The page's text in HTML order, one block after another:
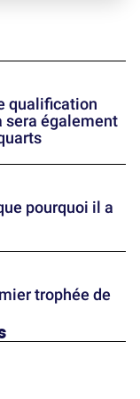
qualification
sera également
pourquoi il a
trophée de